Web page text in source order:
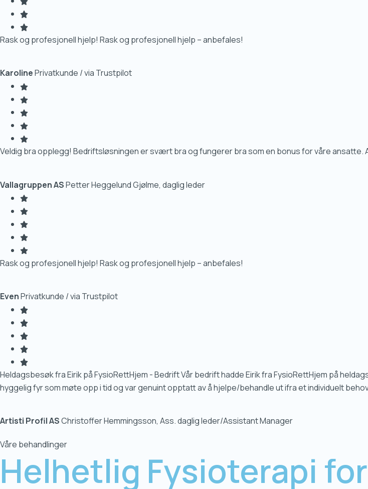
Rask og profesjonell hjelp! Rask og profesjonell hjelp – anbefales!
KarolinePrivatkunde / via Trustpilot
Veldig bra opplegg! Bedriftsløsningen er svært bra og fungerer bra som en bonus for våre ansatte.
Vallagruppen ASPetter Heggelund Gjølme, daglig leder
Rask og profesjonell hjelp! Rask og profesjonell hjelp – anbefales!
EvenPrivatkunde / via Trustpilot
Heldagsbesøk fra Eirik på FysioRettHjem - Bedrift Vår bedrift hadde Eirik fra FysioRettHjem på
hyggelig fyr som møte opp i tid og var genuint opptatt av å hjelpe/behandle ut ifra et individuelt
Artisti Profil ASChristoffer Hemmingsson, Ass. daglig leder/Assistant Manager
Våre behandlinger
Helhetlig Fysioterapi for